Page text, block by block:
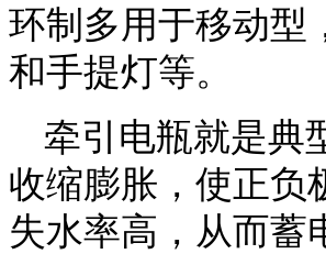
环制多用于移动型
和手提灯等。
牵引电瓶就是典
收缩膨胀，使正负
失水率高，从而蓄